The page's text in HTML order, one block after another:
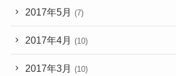
2017年5月 (7)
2017年4月 (10)
2017年3月 (10)